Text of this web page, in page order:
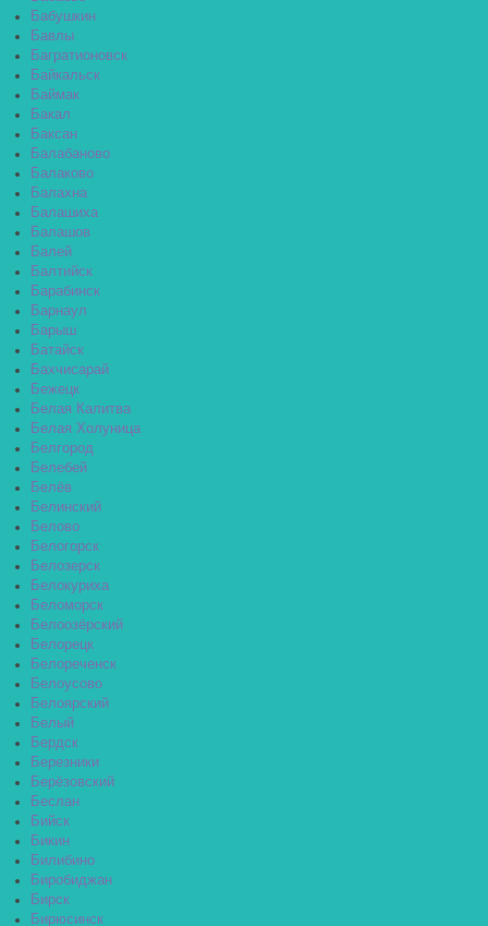
Бабушкин
Бавлы
Багратионовск
Байкальск
Баймак
Бакал
Баксан
Балабаново
Балаково
Балахна
Балашиха
Балашов
Балей
Балтийск
Барабинск
Барнаул
Барыш
Батайск
Бахчисарай
Бежецк
Белая Калитва
Белая Холуница
Белгород
Белебей
Белёв
Белинский
Белово
Белогорск
Белозерск
Белокуриха
Беломорск
Белоозёрский
Белорецк
Белореченск
Белоусово
Белоярский
Белый
Бердск
Березники
Берёзовский
Беслан
Бийск
Бикин
Билибино
Биробиджан
Бирск
Бирюсинск